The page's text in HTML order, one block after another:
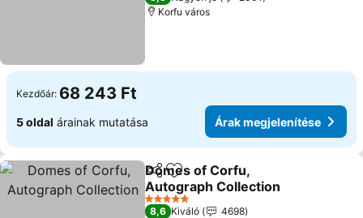
Korfu város
Kezdőár: 68 243 Ft
5 oldal árainak mutatása Árak megjelenítése
Megosztás
Hozzáadás a kedvencekhez
Domes of Corfu,
Autograph Collection
Árak megjelenítése
5 Kategória
8,6 Kiváló
4698